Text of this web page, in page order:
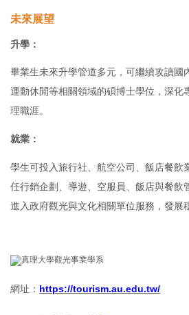
未來展望
升學：
畢業生未來升學管道多元，可繼續攻讀國
運動休閒等相關領域的碩博士學位，深化
理職涯。
就業：
學生可投入旅行社、航空公司、飯店餐飲
任行銷企劃、導遊、空服員、飯店與餐飲
進入政府觀光與文化相關單位服務，發展
網址： https://tourism.au.edu.tw/